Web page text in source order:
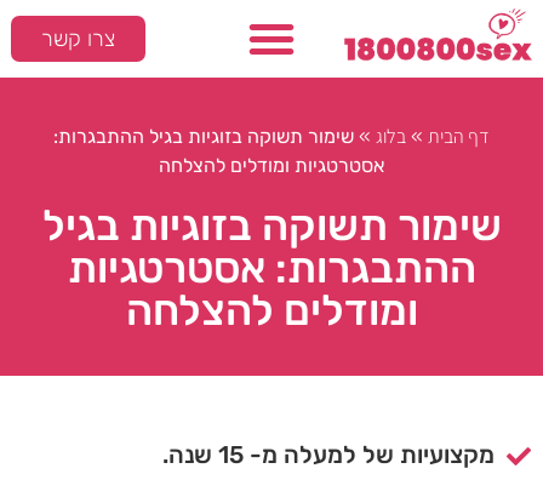
צרו קשר
דף הבית » בלוג » שימור תשוקה בזוגיות בגיל ההתבגרות:
אסטרטגיות ומודלים להצלחה
שימור תשוקה בזוגיות בגיל
ההתבגרות: אסטרטגיות
ומודלים להצלחה
מקצועיות של למעלה מ- 15 שנה.